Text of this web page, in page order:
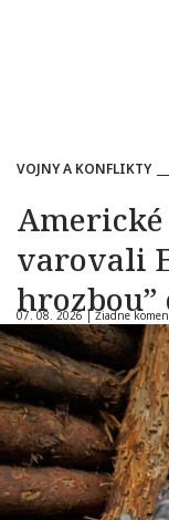
VOJNY A KONFLIKTY
varovali
hrozbou”
07. 08. 2026 |Žiadne